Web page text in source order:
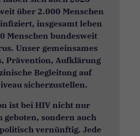
über 2.000 Menschen
insgesamt leben
Menschen bundesweit
Unser gemeinsames
Prävention, Aufklärung
Begleitung auf
sicherzustellen.
ist bei HIV nicht nur
geboten, sondern auch
vernünftig. Jede